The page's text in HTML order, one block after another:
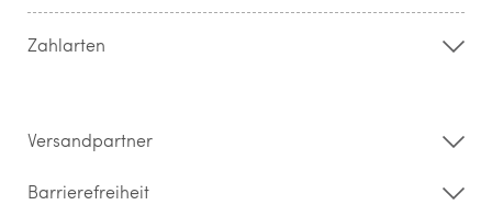
Widerrufsrecht & Rückgabebedingungen
Zahlarten
Versandpartner
Barrierefreiheit